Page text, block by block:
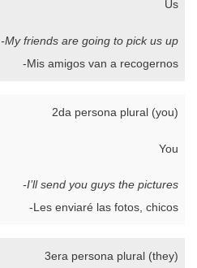
Us
-My friends are going to pick us up
-Mis amigos van a recogernos
2da persona plural (you)
You
-I’ll send you guys the pictures
-Les enviaré las fotos, chicos
3era persona plural (they)